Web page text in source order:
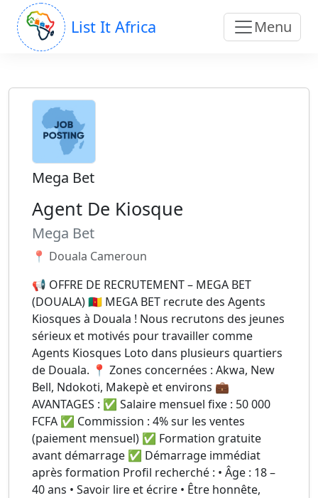
List It Africa Menu
Mega Bet
Agent De Kiosque
Mega Bet
📍 Douala Cameroun
📢 OFFRE DE RECRUTEMENT – MEGA BET
(DOUALA) 🇨🇲 MEGA BET recrute des Agents
Kiosques à Douala ! Nous recrutons des jeunes
sérieux et motivés pour travailler comme
Agents Kiosques Loto dans plusieurs quartiers
de Douala. 📍 Zones concernées : Akwa, New
Bell, Ndokoti, Makepè et environs 💼
AVANTAGES : ✅ Salaire mensuel fixe : 50 000
FCFA ✅ Commission : 4% sur les ventes
(paiement mensuel) ✅ Formation gratuite
avant démarrage ✅ Démarrage immédiat
après formation Profil recherché : • Âge : 18 –
40 ans • Savoir lire et écrire • Être honnête,